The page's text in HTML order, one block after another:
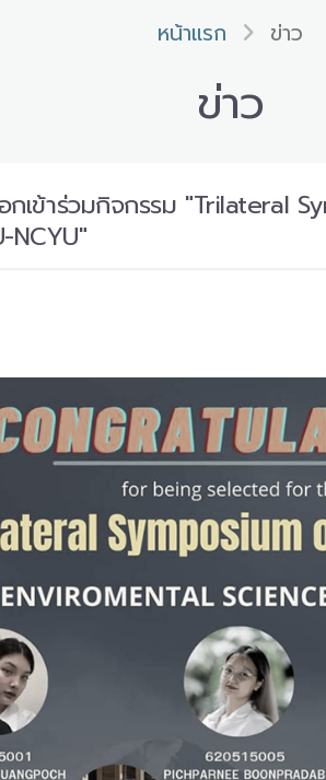
หน้าแรก ข่าว
ข่าว
เข้าร่วมกิจกรรม "Trilateral
NCYU"